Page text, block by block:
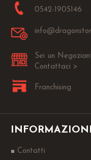
0542-1905146
Sei un
Contattaci >
Franchising
INFORMAZIONI
Contatti